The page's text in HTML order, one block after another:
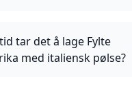
tar det å lage Fylte
med italiensk pølse?